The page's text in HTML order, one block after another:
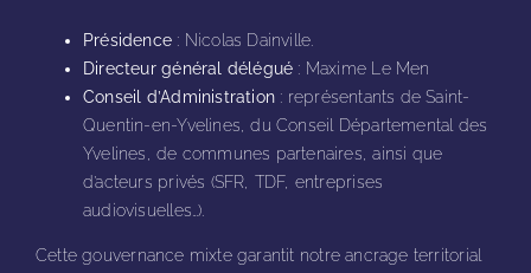
Présidence : Nicolas Dainville.
Directeur général délégué : Maxime Le Men
Conseil d’Administration : représentants de Saint-
Quentin-en-Yvelines, du Conseil Départemental des
Yvelines, de communes partenaires, ainsi que
d’acteurs privés (SFR, TDF, entreprises
audiovisuelles…).
Cette gouvernance mixte garantit notre ancrage territorial